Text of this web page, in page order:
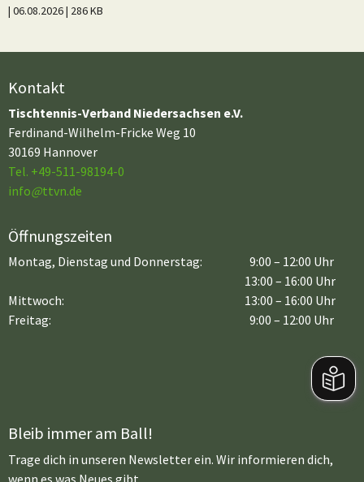
| 06.08.2026| 286 KB
Kontakt
Tischtennis-Verband Niedersachsen e.V.
Ferdinand-Wilhelm-Fricke Weg 10
30169 Hannover
Tel. +49-511-98194-0
info@ttvn.de
Öffnungszeiten
Montag, Dienstag und Donnerstag:
9:00 – 12:00 Uhr
13:00 – 16:00 Uhr
Mittwoch:
Freitag:
13:00 – 16:00 Uhr
9:00 – 12:00 Uhr
Bleib immer am Ball!
Trage dich in unseren Newsletter ein. Wir informieren dich,
wenn es was Neues gibt.